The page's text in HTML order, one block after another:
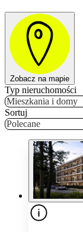
Zobacz na mapie
Typ nieruchomości
Mieszkania i domy
Sortuj
Polecane